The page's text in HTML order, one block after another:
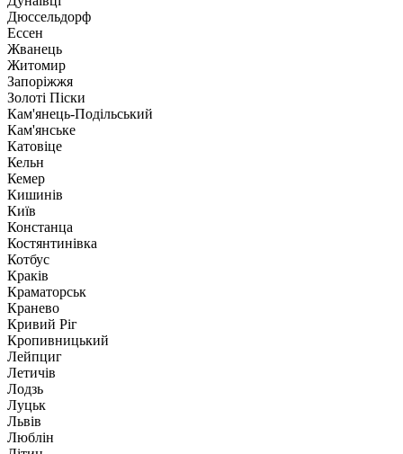
Дюссельдорф
Ессен
Жванець
Житомир
Запоріжжя
Золоті Піски
Кам'янець-Подільський
Кам'янське
Катовіце
Кельн
Кемер
Кишинів
Київ
Констанца
Костянтинівка
Котбус
Краків
Краматорськ
Кранево
Кривий Ріг
Кропивницький
Лейпциг
Летичів
Лодзь
Луцьк
Львів
Люблін